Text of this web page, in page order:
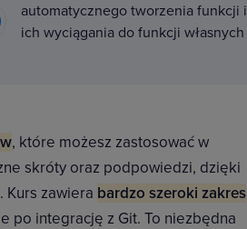
automatycznego tworzenia funkcji i
ich wyciągania do funkcji własnych
, które możesz zastosować w
skróty oraz podpowiedzi, dzięki
Kurs zawiera bardzo szeroki zakres
po integrację z Git. To niezbędna